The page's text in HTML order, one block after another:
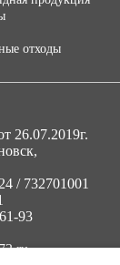
отходы
26.07.2019г.
/ 732701001
93